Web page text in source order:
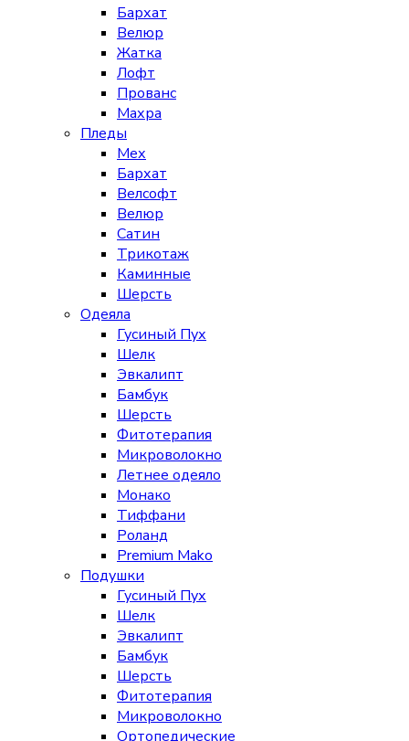
Бархат
Велюр
Жатка
Лофт
Прованс
Махра
Пледы
Мех
Бархат
Велсофт
Велюр
Сатин
Трикотаж
Каминные
Шерсть
Одеяла
Гусиный Пух
Шелк
Эвкалипт
Бамбук
Шерсть
Фитотерапия
Микроволокно
Летнее одеяло
Монако
Тиффани
Роланд
Premium Mako
Подушки
Гусиный Пух
Шелк
Эвкалипт
Бамбук
Шерсть
Фитотерапия
Микроволокно
Ортопедические